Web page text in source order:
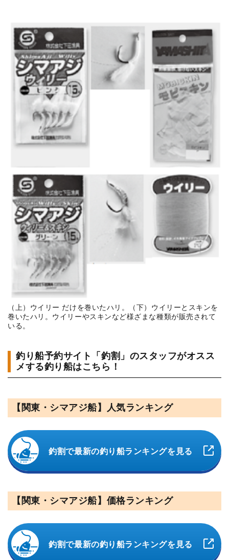
（上）ウイリー だけを巻いたハリ。（下）ウイリーとスキンを
巻いたハリ。ウイリーやスキンなど様ざまな種類が販売されて
いる。
釣り船予約サイト「釣割」のスタッフがオスス
メする釣り船はこちら！
【関東・シマアジ船】人気ランキング
釣割で最新の釣り船ランキングを見る
【関東・シマアジ船】価格ランキング
釣割で最新の釣り船ランキングを見る